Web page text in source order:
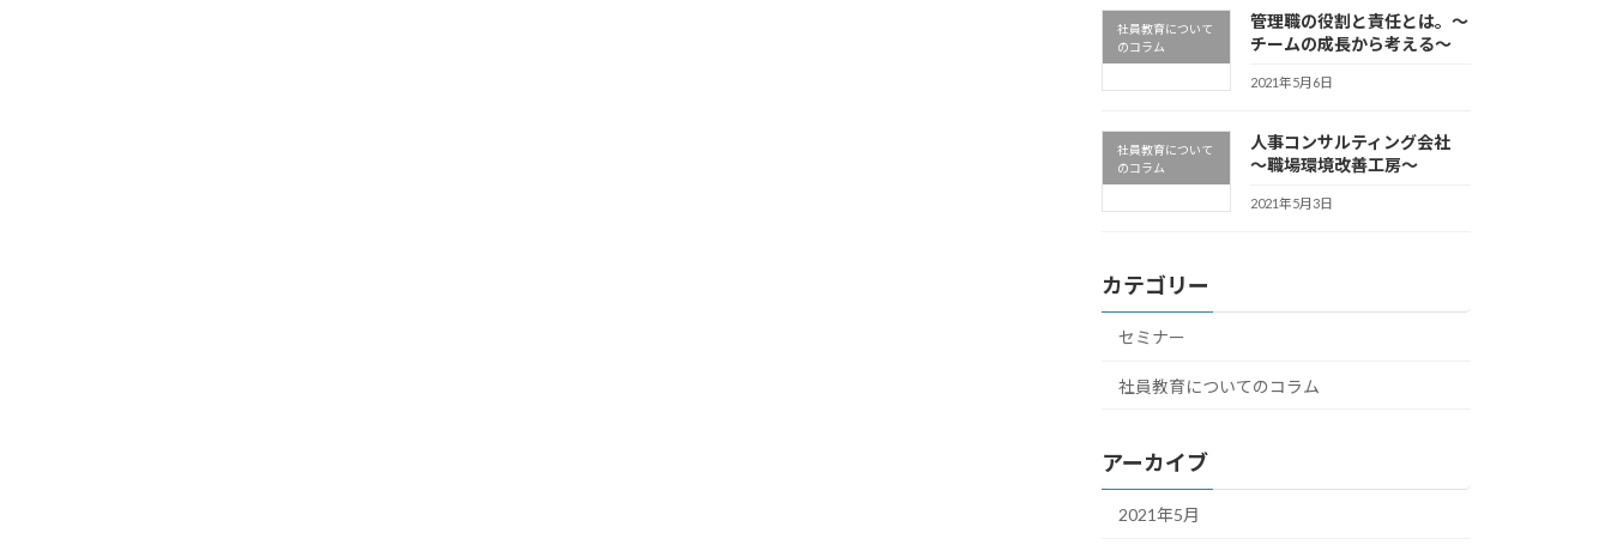
社員教育について
のコラム
管理職の役割と責任とは。～
チームの成長から考える～
2021年5月6日
社員教育について
のコラム
人事コンサルティング会社
～職場環境改善工房～
2021年5月3日
カテゴリー
セミナー
社員教育についてのコラム
アーカイブ
2021年5月